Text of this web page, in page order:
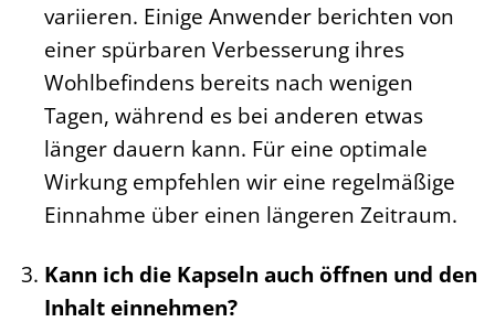
variieren. Einige Anwender berichten von
einer spürbaren Verbesserung ihres
Wohlbefindens bereits nach wenigen
Tagen, während es bei anderen etwas
länger dauern kann. Für eine optimale
Wirkung empfehlen wir eine regelmäßige
Einnahme über einen längeren Zeitraum.
Kann ich die Kapseln auch öffnen und den
Inhalt einnehmen?